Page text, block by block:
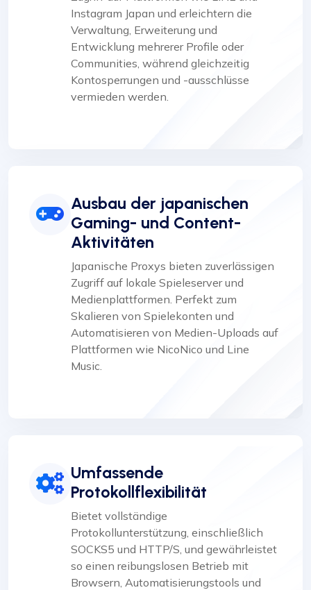
Instagram Japan und erleichtern die
Verwaltung, Erweiterung und
Entwicklung mehrerer Profile oder
Communities, während gleichzeitig
Kontosperrungen und -ausschlüsse
vermieden werden.
Ausbau der japanischen
Gaming- und Content-
Aktivitäten
Japanische Proxys bieten zuverlässigen
Zugriff auf lokale Spieleserver und
Medienplattformen. Perfekt zum
Skalieren von Spielekonten und
Automatisieren von Medien-Uploads auf
Plattformen wie NicoNico und Line
Music.
Umfassende
Protokollflexibilität
Bietet vollständige
Protokollunterstützung, einschließlich
SOCKS5 und HTTP/S, und gewährleistet
so einen reibungslosen Betrieb mit
Browsern, Automatisierungstools und